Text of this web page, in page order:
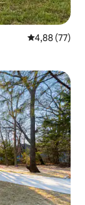
Évaluation
4,88 (77)